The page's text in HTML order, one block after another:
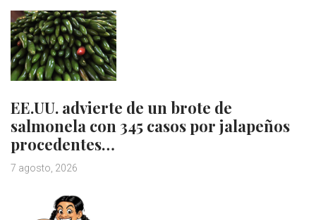
EE.UU. advierte de un brote de
salmonela con 345 casos por jalapeños
procedentes…
7 agosto, 2026